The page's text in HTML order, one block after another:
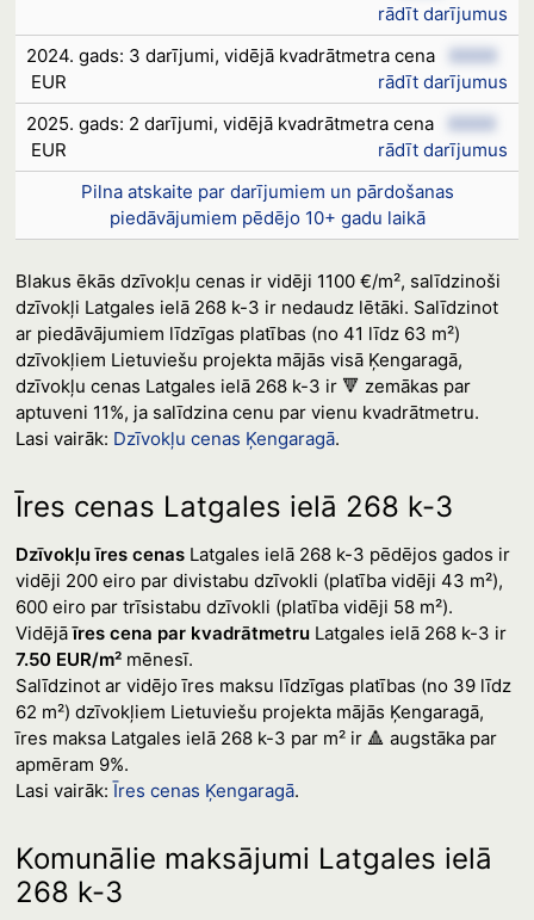
rādīt darījumus
2024. gads: 3 darījumi, vidējā kvadrātmetra cena
XXXX
EUR
rādīt darījumus
2025. gads: 2 darījumi, vidējā kvadrātmetra cena
XXXX
EUR
rādīt darījumus
Pilna atskaite par darījumiem un pārdošanas
piedāvājumiem pēdējo 10+ gadu laikā
Blakus ēkās dzīvokļu cenas ir vidēji 1100 €/m², salīdzinoši
dzīvokļi Latgales ielā 268 k-3 ir nedaudz lētāki. Salīdzinot
ar piedāvājumiem līdzīgas platības (no 41 līdz 63 m²)
dzīvokļiem Lietuviešu projekta mājās visā Ķengaragā,
dzīvokļu cenas Latgales ielā 268 k-3 ir 🔻 zemākas par
aptuveni 11%, ja salīdzina cenu par vienu kvadrātmetru.
Lasi vairāk: Dzīvokļu cenas Ķengaragā.
Īres cenas Latgales ielā 268 k-3
Dzīvokļu īres cenasLatgales ielā 268 k-3 pēdējos gados ir
vidēji 200 eiro par divistabu dzīvokli (platība vidēji 43 m²),
600 eiro par trīsistabu dzīvokli (platība vidēji 58 m²).
Vidējāīres cena par kvadrātmetruLatgales ielā 268 k-3 ir
7.50 EUR/m²mēnesī.
Salīdzinot ar vidējo īres maksu līdzīgas platības (no 39 līdz
62 m²) dzīvokļiem Lietuviešu projekta mājās Ķengaragā,
īres maksa Latgales ielā 268 k-3 par m² ir 🔺 augstāka par
apmēram 9%.
Lasi vairāk:Īres cenas Ķengaragā.
Komunālie maksājumi Latgales ielā
268 k-3